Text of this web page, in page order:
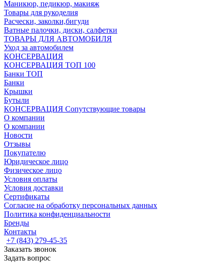
Маникюр, педикюр, макияж
Товары для рукоделия
Расчески, заколки,бигуди
Ватные палочки, диски, салфетки
ТОВАРЫ ДЛЯ АВТОМОБИЛЯ
Уход за автомобилем
КОНСЕРВАЦИЯ
КОНСЕРВАЦИЯ ТОП 100
Банки ТОП
Банки
Крышки
Бутыли
КОНСЕРВАЦИЯ Сопутствующие товары
О компании
О компании
Новости
Отзывы
Покупателю
Юридическое лицо
Физическое лицо
Условия оплаты
Условия доставки
Сертификаты
Согласие на обработку персональных данных
Политика конфиденциальности
Бренды
Контакты
+7 (843) 279-45-35
Заказать звонок
Задать вопрос